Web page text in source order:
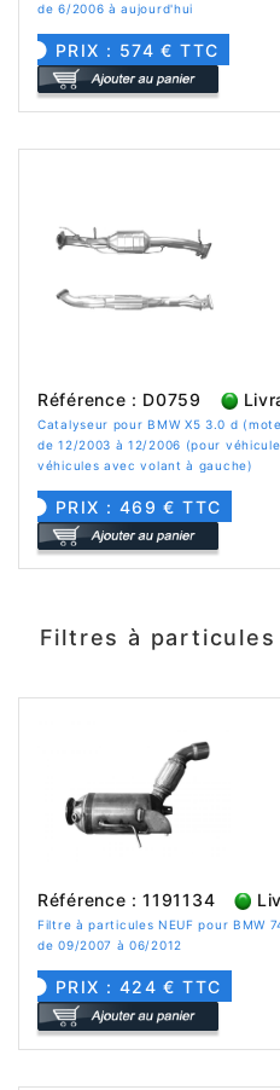
de 6/2006 à aujourd'hui
PRIX : 574 € TTC
Référence : D0759
Catalyseur pour BMW X5 3.0 d
de 12/2003 à 12/2006 (pour
véhicules avec volant à gauche)
PRIX : 469 € TTC
Filtres à particules
Référence : 1191134
Filtre à particules NEUF pour BMW
de 09/2007 à 06/2012
PRIX : 424 € TTC